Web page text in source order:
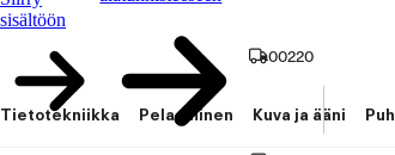
sisältöön
00220
Tietotekniikka Pelaaminen Kuva ja ääni